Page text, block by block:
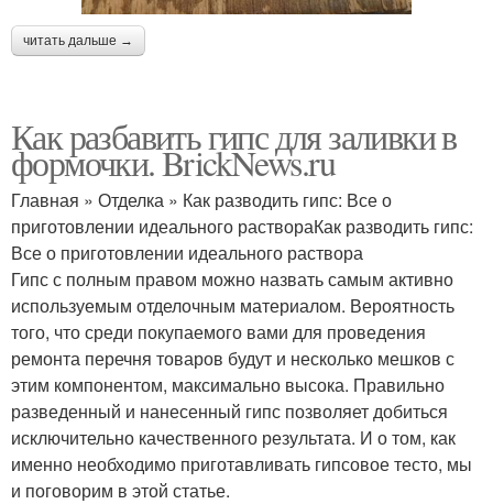
читать дальше →
Как разбавить гипс для заливки в
формочки. BrickNews.ru
Главная » Отделка » Как разводить гипс: Все о
приготовлении идеального раствораКак разводить гипс:
Все о приготовлении идеального раствора
Гипс с полным правом можно назвать самым активно
используемым отделочным материалом. Вероятность
того, что среди покупаемого вами для проведения
ремонта перечня товаров будут и несколько мешков с
этим компонентом, максимально высока. Правильно
разведенный и нанесенный гипс позволяет добиться
исключительно качественного результата. И о том, как
именно необходимо приготавливать гипсовое тесто, мы
и поговорим в этой статье.